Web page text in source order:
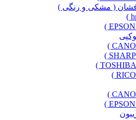
( مشکی و رنگی )